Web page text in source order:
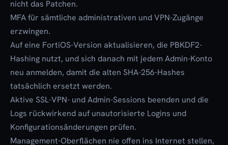
nicht das Patchen.
MFA für sämtliche administrativen und VPN-Zugänge
erzwingen.
Auf eine FortiOS-Version aktualisieren, die PBKDF2-
Hashing nutzt, und sich danach mit jedem Admin-Konto
neu anmelden, damit die alten SHA-256-Hashes
tatsächlich ersetzt werden.
Aktive SSL-VPN- und Admin-Sessions beenden und die
Logs rückwirkend auf unautorisierte Logins und
Konfigurationsänderungen prüfen.
Management-Oberflächen nie offen ins Internet stellen,